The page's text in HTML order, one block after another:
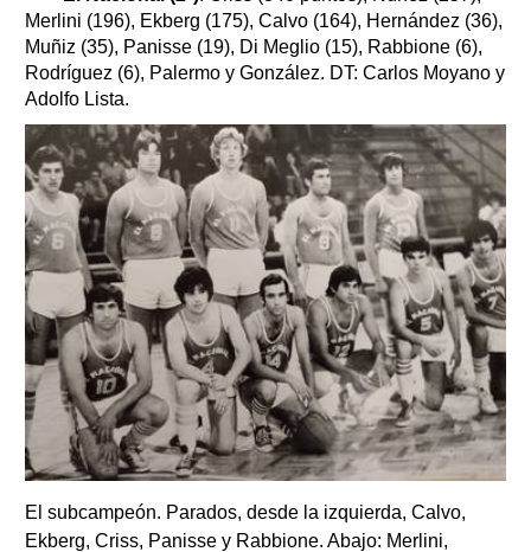
Merlini (196), Ekberg (175), Calvo (164), Hernández (36),
Muñiz (35), Panisse (19), Di Meglio (15), Rabbione (6),
Rodríguez (6), Palermo y González. DT: Carlos Moyano y
Adolfo Lista.
El subcampeón. Parados, desde la izquierda, Calvo,
Ekberg, Criss, Panisse y Rabbione. Abajo: Merlini,